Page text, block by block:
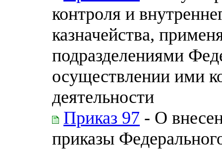
контроля и
казначейства,
подразделениями
осуществлении ими
деятельности
Приказ 97 - О
приказы